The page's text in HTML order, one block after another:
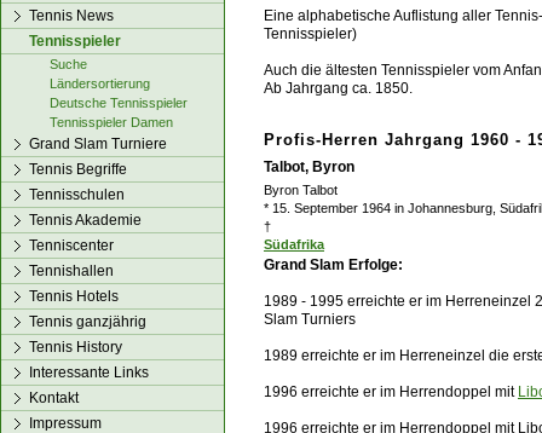
Eine alphabetische Auflistung aller
Tennisspieler)
Auch die ältesten Tennisspieler vom
Ab Jahrgang ca. 1850.
Profis-Herren Jahrgang 1960 -
Talbot, Byron
Byron Talbot
* 15. September 1964 in Johannesburg,
†
Südafrika
Grand Slam Erfolge:
1989 - 1995 erreichte er im Herreneinzel
Slam Turniers
1989 erreichte er im Herreneinzel die
1996 erreichte er im Herrendoppel mit
1996 erreichte er im Herrendoppel mit
Tennis News
Tennisspieler
Suche
Ländersortierung
Deutsche Tennisspieler
Tennisspieler Damen
Grand Slam Turniere
Tennis Begriffe
Tennisschulen
Tennis Akademie
Tenniscenter
Tennishallen
Tennis Hotels
Tennis ganzjährig
Tennis History
Interessante Links
Kontakt
Impressum